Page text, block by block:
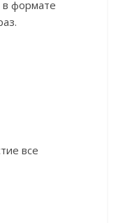
формате
все